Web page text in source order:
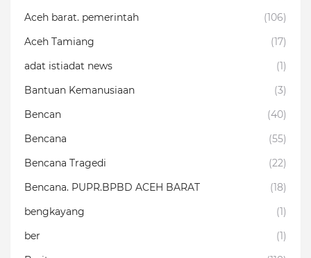
Aceh barat. pemerintah
(106)
Aceh Tamiang
(17)
adat istiadat news
(1)
Bantuan Kemanusiaan
(3)
Bencan
(40)
Bencana
(55)
Bencana Tragedi
(22)
Bencana. PUPR.BPBD ACEH BARAT
(18)
bengkayang
(1)
ber
(1)